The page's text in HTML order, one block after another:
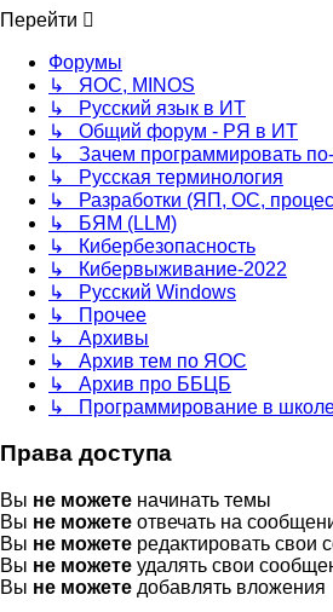
Перейти
Форумы
↳ ЯОС, MINOS
↳ Русский язык в ИТ
↳ Общий форум - РЯ в ИТ
↳ Зачем программировать по-
↳ Русская терминология
↳ Разработки (ЯП, ОС,
↳ БЯМ (LLM)
↳ Кибербезопасность
↳ Кибервыживание-2022
↳ Русский Windows
↳ Прочее
↳ Архивы
↳ Архив тем по ЯОС
↳ Архив про ББЦБ
↳ Программирование в
Права доступа
Вы не можете начинать темы
Вы не можете отвечать на
Вы не можете редактировать свои
Вы не можете удалять свои
Вы не можете добавлять вложения